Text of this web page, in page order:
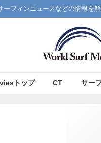
フィンニュースなどの情報を
トップ CT サー